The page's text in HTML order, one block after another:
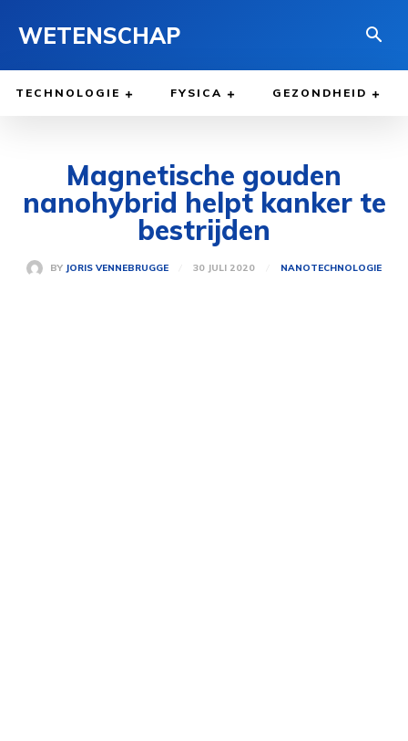
WETENSCHAP
TECHNOLOGIE FYSICA GEZONDHEID
Magnetische gouden
nanohybrid helpt kanker te
bestrijden
BY JORIS VENNEBRUGGE 30 JULI 2020 NANOTECHNOLOGIE